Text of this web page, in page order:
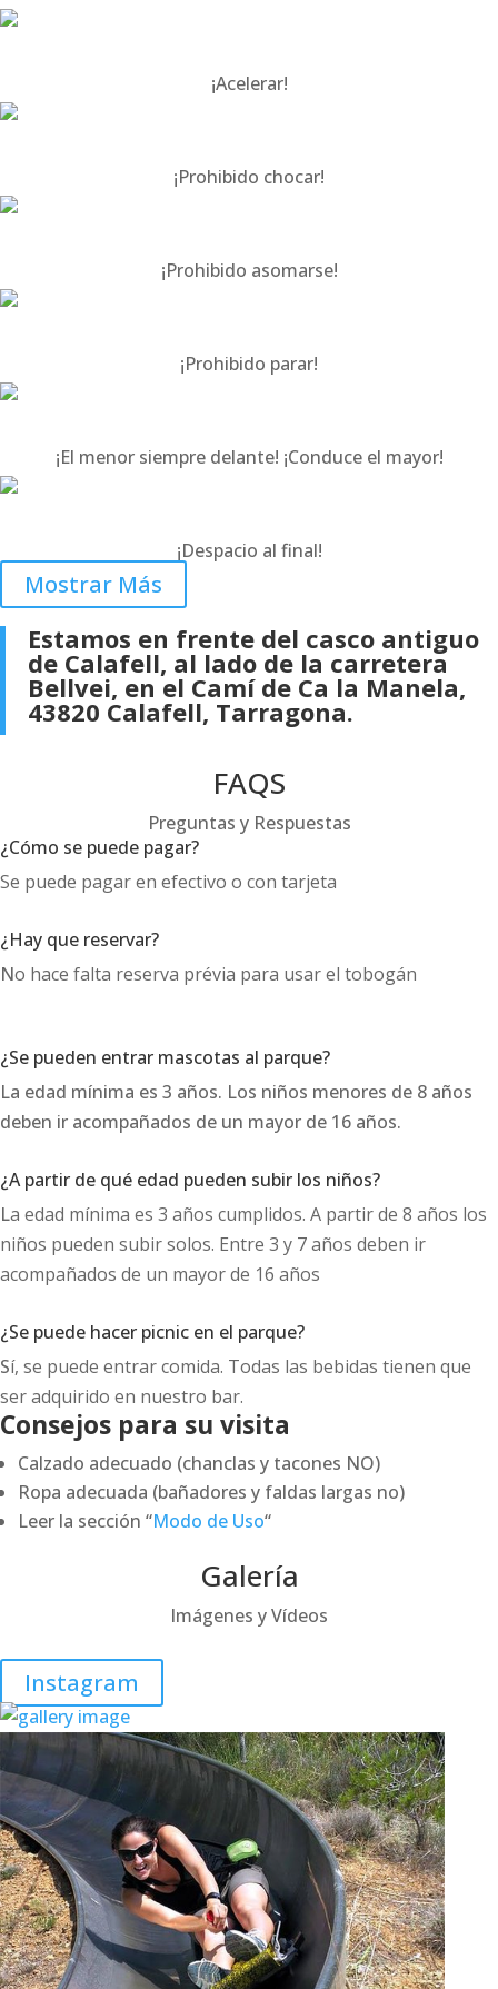
¡Acelerar!
¡Prohibido chocar!
¡Prohibido asomarse!
¡Prohibido parar!
¡El menor siempre delante! ¡Conduce el mayor!
¡Despacio al final!
Mostrar Más
Estamos en frente del casco antiguo
de Calafell, al lado de la carretera
Bellvei, en el Camí de Ca la Manela,
43820 Calafell, Tarragona.
FAQS
Preguntas y Respuestas
¿Cómo se puede pagar?
Se puede pagar en efectivo o con tarjeta
¿Hay que reservar?
No hace falta reserva prévia para usar el tobogán
¿Se pueden entrar mascotas al parque?
La edad mínima es 3 años. Los niños menores de 8 años
deben ir acompañados de un mayor de 16 años.
¿A partir de qué edad pueden subir los niños?
La edad mínima es 3 años cumplidos. A partir de 8 años los
niños pueden subir solos. Entre 3 y 7 años deben ir
acompañados de un mayor de 16 años
¿Se puede hacer picnic en el parque?
Sí, se puede entrar comida. Todas las bebidas tienen que
ser adquirido en nuestro bar.
Consejos para su visita
Calzado adecuado (chanclas y tacones NO)
Ropa adecuada (bañadores y faldas largas no)
Leer la sección “Modo de Uso“
Galería
Imágenes y Vídeos
Instagram